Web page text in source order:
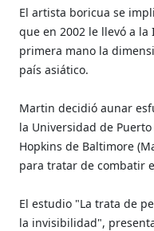
El artista boricua se
que en 2002 le llevó a
primera mano la
país asiático.
Martin decidió aunar
la Universidad de Puerto
Hopkins de Baltimore
para tratar de combatir
El estudio "La trata de
la invisibilidad",